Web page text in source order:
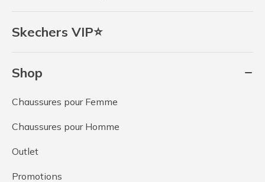
Skechers VIP⭐
Shop
Chaussures pour Femme
Chaussures pour Homme
Outlet
Promotions